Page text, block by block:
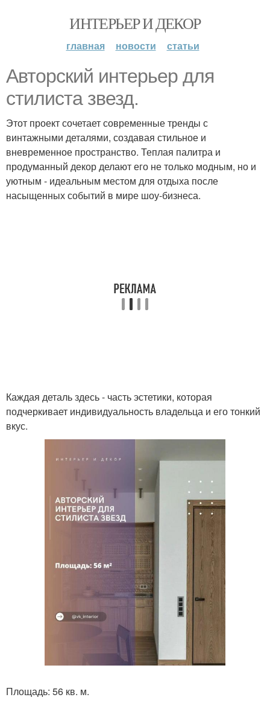
ИНТЕРЬЕР И ДЕКОР
главная новости статьи
Авторский интерьер для
стилиста звезд.
Этот проект сочетает современные тренды с
винтажными деталями, создавая стильное и
вневременное пространство. Теплая палитра и
продуманный декор делают его не только модным, но и
уютным - идеальным местом для отдыха после
насыщенных событий в мире шоу-бизнеса.
Каждая деталь здесь - часть эстетики, которая
подчеркивает индивидуальность владельца и его тонкий
вкус.
Площадь: 56 кв. м.